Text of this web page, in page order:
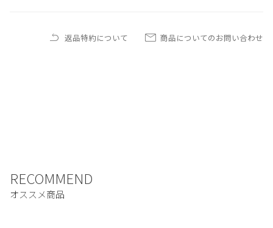
返品特約について 商品についてのお問い合わせ